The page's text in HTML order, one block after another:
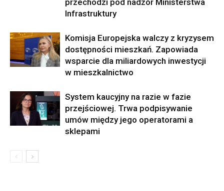
przechodzi pod nadzór Ministerstwa
Infrastruktury
Komisja Europejska walczy z kryzysem
dostępności mieszkań. Zapowiada
wsparcie dla miliardowych inwestycji
w mieszkalnictwo
System kaucyjny na razie w fazie
przejściowej. Trwa podpisywanie
umów między jego operatorami a
sklepami